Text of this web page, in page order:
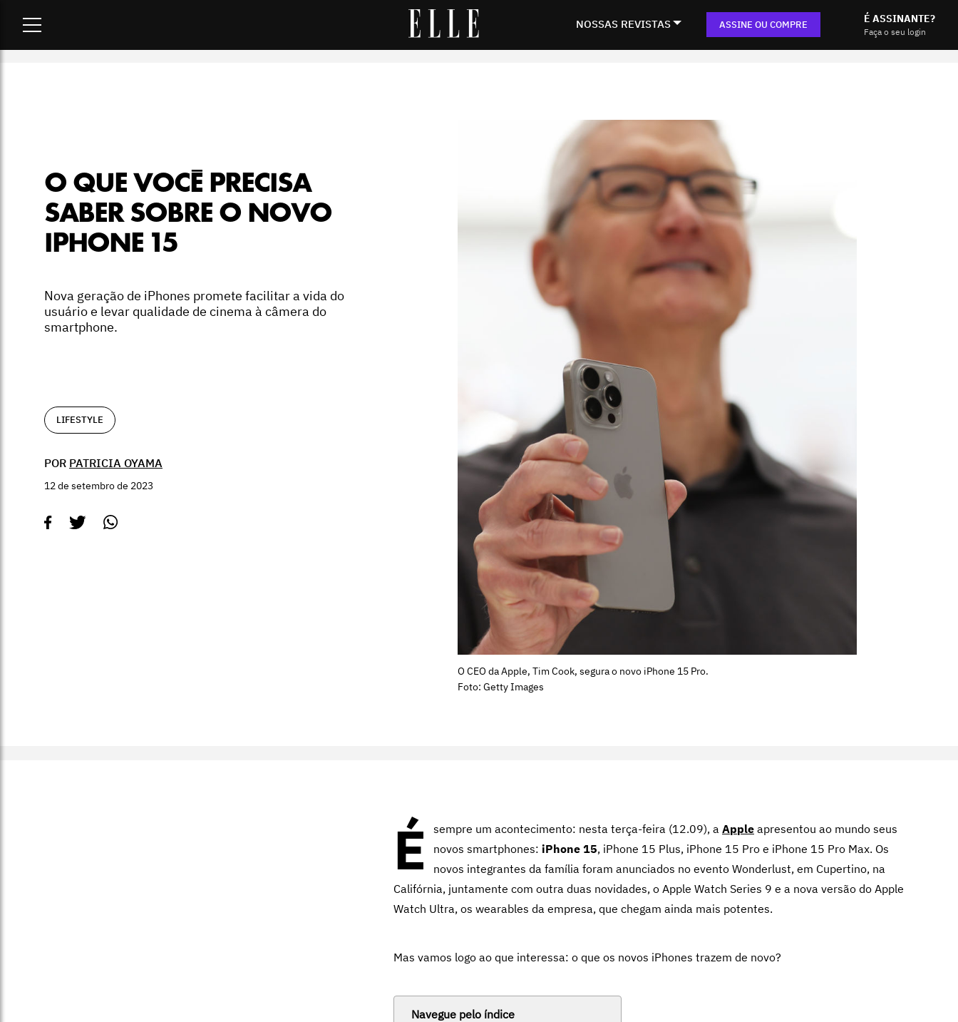
NOSSAS REVISTAS ASSINE OU COMPRE É ASSINANTE?
Faça o seu login
O QUE VOCÊ PRECISA
SABER SOBRE O NOVO
IPHONE 15
Nova geração de iPhones promete facilitar a vida do
usuário e levar qualidade de cinema à câmera do
smartphone.
LIFESTYLE
POR PATRICIA OYAMA
12 de setembro de 2023
O CEO da Apple, Tim Cook, segura o novo iPhone 15 Pro.
Foto: Getty Images
É sempre um acontecimento: nesta terça-feira (12.09), a Apple apresentou ao mundo seus
novos smartphones: iPhone 15, iPhone 15 Plus, iPhone 15 Pro e iPhone 15 Pro Max. Os
novos integrantes da família foram anunciados no evento Wonderlust, em Cupertino, na
Califórnia, juntamente com outra duas novidades, o Apple Watch Series 9 e a nova versão do Apple
Watch Ultra, os wearables da empresa, que chegam ainda mais potentes.
Mas vamos logo ao que interessa: o que os novos iPhones trazem de novo?
Navegue pelo índice